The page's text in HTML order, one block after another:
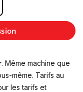
. Même machine que
même. Tarifs au
les tarifs et